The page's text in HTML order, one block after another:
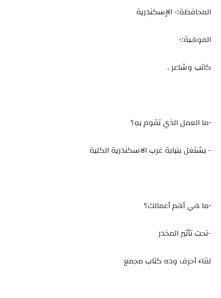
المحافظة:- الإسكندرية
الموهبة:-
كاتب وشاعر .
•ما العمل الذي تقوم بهِ؟
- بشتغل بنيابة غرب الاسكندرية الكلية
•ما هي أهم أعمالك؟
-تحت تأثير المخدر
لقاء أحرف وده كتاب مجمع